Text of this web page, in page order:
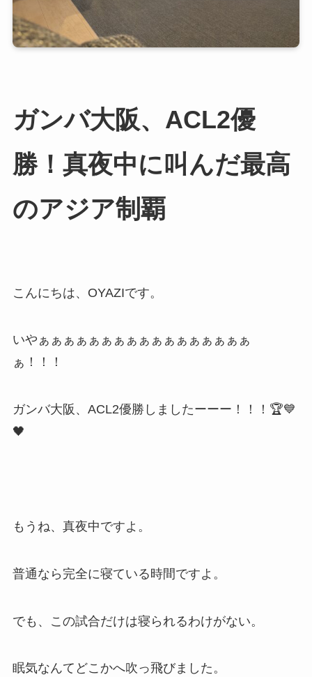
ガンバ大阪、ACL2優
勝！真夜中に叫んだ最高
のアジア制覇
こんにちは、OYAZIです。
いやぁぁぁぁぁぁぁぁぁぁぁぁぁぁぁぁぁ
ぁ！！！
ガンバ大阪、ACL2優勝しましたーーー！！！🏆💙
🖤
もうね、真夜中ですよ。
普通なら完全に寝ている時間ですよ。
でも、この試合だけは寝られるわけがない。
眠気なんてどこかへ吹っ飛びました。